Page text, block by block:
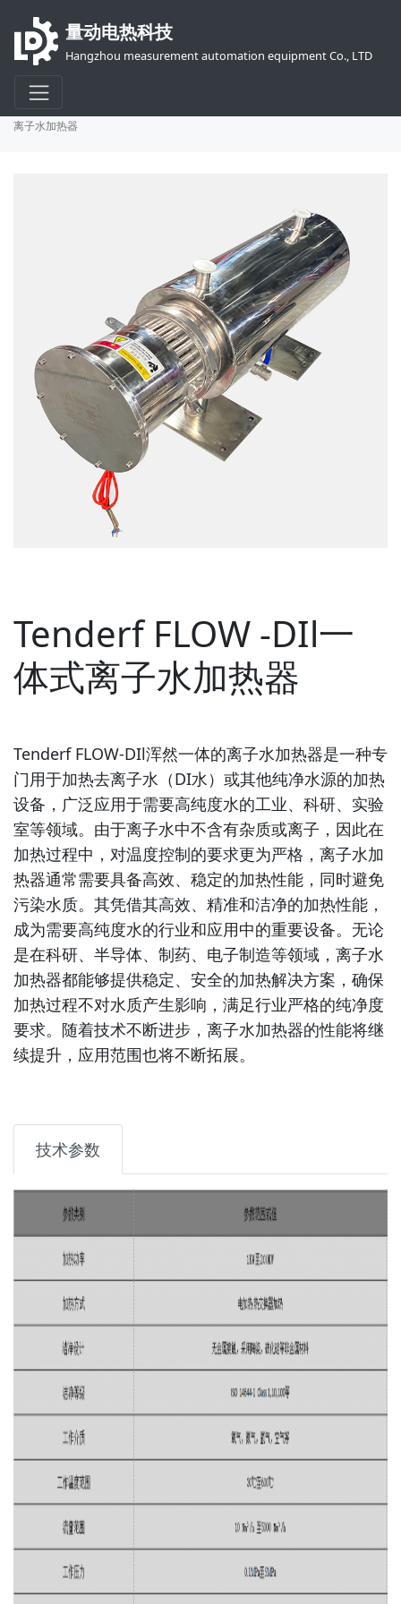
量动电热科技
Hangzhou measurement automation equipment Co., LTD
离子水加热器
Tenderf FLOW -DIl一
体式离子水加热器
Tenderf FLOW-DIl浑然一体的离子水加热器是一种专
门用于加热去离子水（DI水）或其他纯净水源的加热
设备，广泛应用于需要高纯度水的工业、科研、实验
室等领域。由于离子水中不含有杂质或离子，因此在
加热过程中，对温度控制的要求更为严格，离子水加
热器通常需要具备高效、稳定的加热性能，同时避免
污染水质。其凭借其高效、精准和洁净的加热性能，
成为需要高纯度水的行业和应用中的重要设备。无论
是在科研、半导体、制药、电子制造等领域，离子水
加热器都能够提供稳定、安全的加热解决方案，确保
加热过程不对水质产生影响，满足行业严格的纯净度
要求。随着技术不断进步，离子水加热器的性能将继
续提升，应用范围也将不断拓展。
技术参数